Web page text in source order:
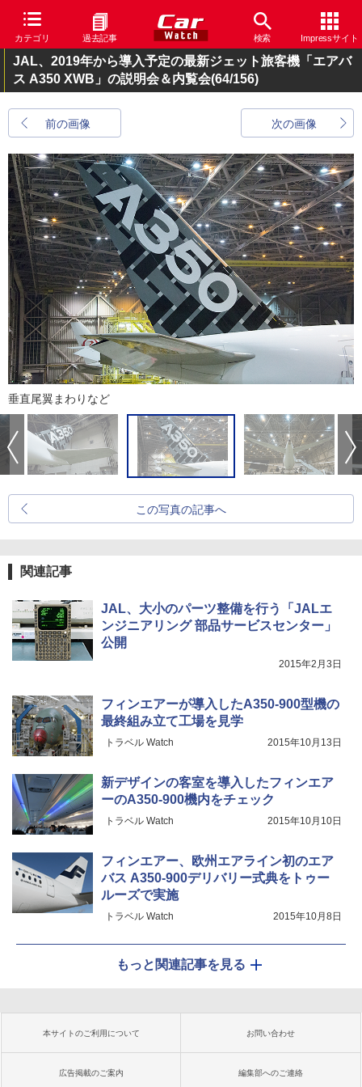
カテゴリ 過去記事 検索 Impressサイト
JAL、2019年から導入予定の最新ジェット旅客機「エアバ
ス A350 XWB」の説明会＆内覧会(64/156)
前の画像 次の画像
垂直尾翼まわりなど
この写真の記事へ
関連記事
JAL、大小のパーツ整備を行う「JALエ
ンジニアリング 部品サービスセンター」
公開
2015年2月3日
フィンエアーが導入したA350-900型機の
最終組み立て工場を見学
トラベル Watch 2015年10月13日
新デザインの客室を導入したフィンエア
ーのA350-900機内をチェック
トラベル Watch 2015年10月10日
フィンエアー、欧州エアライン初のエア
バス A350-900デリバリー式典をトゥー
ルーズで実施
トラベル Watch 2015年10月8日
もっと関連記事を見る
本サイトのご利用について お問い合わせ
広告掲載のご案内 編集部へのご連絡